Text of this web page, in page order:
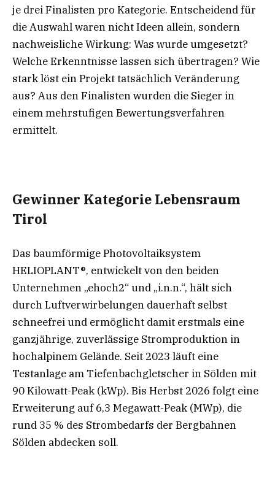
je drei Finalisten pro Kategorie. Entscheidend für
die Auswahl waren nicht Ideen allein, sondern
nachweisliche Wirkung: Was wurde umgesetzt?
Welche Erkenntnisse lassen sich übertragen? Wie
stark löst ein Projekt tatsächlich Veränderung
aus? Aus den Finalisten wurden die Sieger in
einem mehrstufigen Bewertungsverfahren
ermittelt.
Gewinner Kategorie Lebensraum
Tirol
Das baumförmige Photovoltaiksystem
HELIOPLANT®, entwickelt von den beiden
Unternehmen „ehoch2“ und „i.n.n.“, hält sich
durch Luftverwirbelungen dauerhaft selbst
schneefrei und ermöglicht damit erstmals eine
ganzjährige, zuverlässige Stromproduktion in
hochalpinem Gelände. Seit 2023 läuft eine
Testanlage am Tiefenbachgletscher in Sölden mit
90 Kilowatt-Peak (kWp). Bis Herbst 2026 folgt eine
Erweiterung auf 6,3 Megawatt-Peak (MWp), die
rund 35 % des Strombedarfs der Bergbahnen
Sölden abdecken soll.